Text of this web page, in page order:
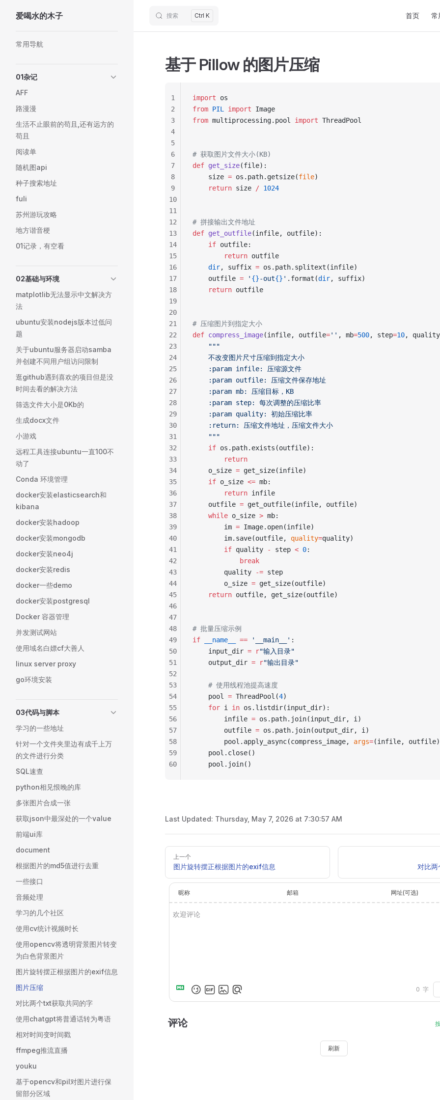
Skip to content
爱喝水的木子 搜索 Ctrl K 首页 常
常用导航
01杂记
AFF
路漫漫
生活不止眼前的苟且,还有远方的
苟且
阅读单
随机图api
种子搜索地址
fuli
苏州游玩攻略
地方谐音梗
01记录，有空看
02基础与环境
matplotlib无法显示中文解决方
法
ubuntu安装nodejs版本过低问
题
关于ubuntu服务器启动samba
并创建不同用户组访问限制
逛github遇到喜欢的项目但是没
时间去看的解决方法
筛选文件大小是0Kb的
生成docx文件
小游戏
远程工具连接ubuntu一直100不
动了
Conda 环境管理
docker安装elasticsearch和
kibana
docker安装hadoop
docker安装mongodb
docker安装neo4j
docker安装redis
docker一些demo
docker安装postgresql
Docker 容器管理
并发测试网站
使用域名白嫖cf大善人
linux server proxy
go环境安装
03代码与脚本
学习的一些地址
针对一个文件夹里边有成千上万
的文件进行分类
SQL速查
python相见恨晚的库
多张图片合成一张
获取json中最深处的一个value
前端ui库
document
根据图片的md5值进行去重
一些接口
音频处理
学习的几个社区
使用cv统计视频时长
使用opencv将透明背景图片转变
为白色背景图片
图片旋转摆正根据图片的exif信息
图片压缩
对比两个txt获取共同的字
使用chatgpt将普通话转为粤语
相对时间变时间戳
ffmpeg推流直播
youku
基于opencv和pil对图片进行保
留部分区域
基于 Pillow 的图片压缩
import os
from PIL import Image
from multiprocessing.pool import ThreadPool
# 获取图片文件大小(KB)
def get_size(file):
    size
= os.path.getsize(file)
    return
size / 1024
# 拼接输出文件地址
def get_outfile(infile, outfile):
    if
outfile:
        return
outfile
    dir
, suffix = os.path.splitext(infile)
    outfile
= ' {}-out{} ' .format(dir, suffix)
    return
outfile
# 压缩图片到指定大小
def compress_image(infile, outfile='' , mb=500, step=10, quality
    """
    不改变图片尺寸压缩到指定大小
    :param infile: 压缩源文件
    :param outfile: 压缩文件保存地址
    :param mb: 压缩目标，KB
    :param step: 每次调整的压缩比率
    :param quality: 初始压缩比率
    :return: 压缩文件地址，压缩文件大小
    """
    if
os.path.exists(outfile):
        return
    o_size
= get_size(infile)
    if
o_size <= mb:
        return
infile
    outfile
= get_outfile(infile, outfile)
    while
o_size > mb:
        im
= Image.open(infile)
        im.save(outfile,
quality=quality)
        if
quality - step < 0:
            break
        quality
-= step
        o_size
= get_size(outfile)
    return
outfile, get_size(outfile)
# 批量压缩示例
if __name__ == '__main__' :
    input_dir
= r"输入目录"
    output_dir
= r"输出目录"
    # 使用线程池提高速度
    pool
= ThreadPool(4)
    for
i in os.listdir(input_dir):
        infile
= os.path.join(input_dir, i)
        outfile
= os.path.join(output_dir, i)
        pool.apply_async(compress_image,
args=(infile,
    pool.close()
    pool.join()
1
2
3
4
5
6
7
8
9
10
11
12
13
14
15
16
17
18
19
20
21
22
23
24
25
26
27
28
29
30
31
32
33
34
35
36
37
38
39
40
41
42
43
44
45
46
47
48
49
50
51
52
53
54
55
56
57
58
59
60
Last Updated: Thursday, May 7, 2026 at 7:30:57 AM
Pager
上一个
图片旋转摆正根据图片的exif信息 对比
昵称 邮箱 网址(可选)
0 字
评论
刷新